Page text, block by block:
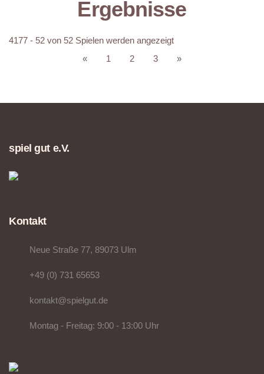
Ergebnisse
4177 - 52 von 52 Spielen werden angezeigt
«
1 2 3 »
spiel gut e.V.
Kontakt
Neue Straße 77, 89073 Ulm
+49 (0) 731 65653
kontakt@spielgut.de
Montag - Freitag: 9:00 - 13:00 Uhr